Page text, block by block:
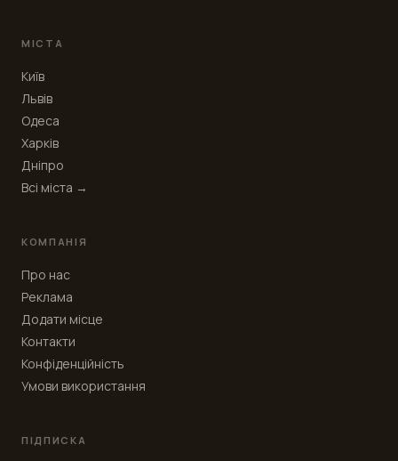
МІСТА
Київ
Львів
Одеса
Харків
Дніпро
Всі міста →
КОМПАНІЯ
Про нас
Реклама
Додати місце
Контакти
Конфіденційність
Умови використання
ПІДПИСКА